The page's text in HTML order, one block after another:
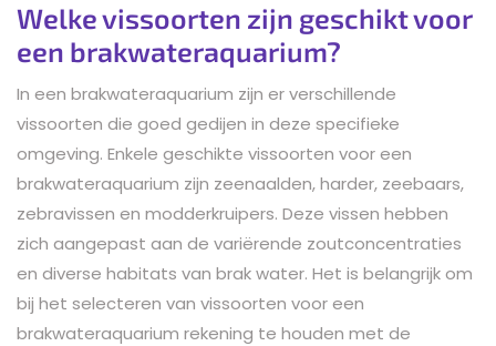
Welke vissoorten zijn geschikt voor
een brakwateraquarium?
In een brakwateraquarium zijn er verschillende
vissoorten die goed gedijen in deze specifieke
omgeving. Enkele geschikte vissoorten voor een
brakwateraquarium zijn zeenaalden, harder, zeebaars,
zebravissen en modderkruipers. Deze vissen hebben
zich aangepast aan de variërende zoutconcentraties
en diverse habitats van brak water. Het is belangrijk om
bij het selecteren van vissoorten voor een
brakwateraquarium rekening te houden met de